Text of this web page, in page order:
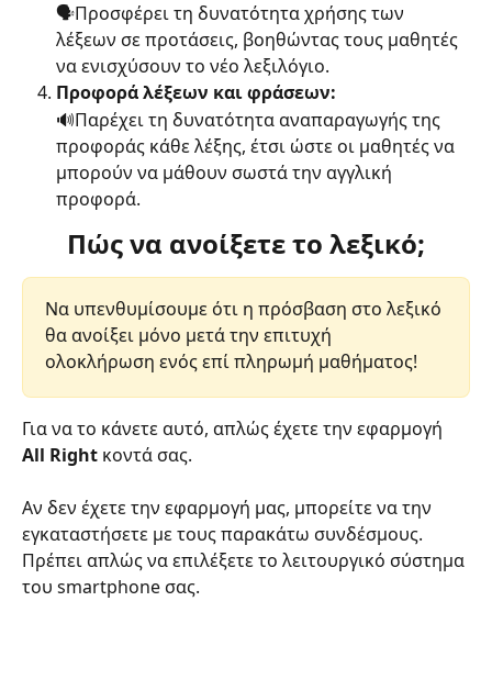
🗣Προσφέρει τη δυνατότητα χρήσης των
λέξεων σε προτάσεις, βοηθώντας τους μαθητές
να ενισχύσουν το νέο λεξιλόγιο.
Προφορά λέξεων και φράσεων:
🔊Παρέχει τη δυνατότητα αναπαραγωγής της
προφοράς κάθε λέξης, έτσι ώστε οι μαθητές να
μπορούν να μάθουν σωστά την αγγλική
προφορά.
Πώς να ανοίξετε το λεξικό;
Να υπενθυμίσουμε ότι η πρόσβαση στο λεξικό
θα ανοίξει μόνο μετά την επιτυχή
ολοκλήρωση ενός επί πληρωμή μαθήματος!
Για να το κάνετε αυτό, απλώς έχετε την εφαρμογή
All Right κοντά σας.
Αν δεν έχετε την εφαρμογή μας, μπορείτε να την
εγκαταστήσετε με τους παρακάτω συνδέσμους.
Πρέπει απλώς να επιλέξετε το λειτουργικό σύστημα
του smartphone σας.